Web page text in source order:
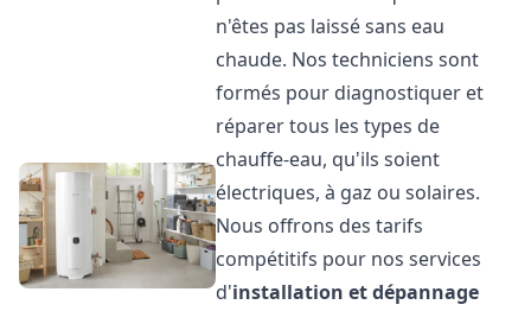
n'êtes pas laissé sans eau
chaude. Nos techniciens sont
formés pour diagnostiquer et
réparer tous les types de
chauffe-eau, qu'ils soient
électriques, à gaz ou solaires.
Nous offrons des tarifs
compétitifs pour nos services
d'installation et dépannage